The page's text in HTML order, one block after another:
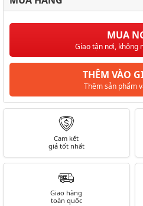
MUA
Giao tận nơi, không
THÊM VÀO
Thêm sản phẩm
Cam kết
giá tốt nhất
Giao hàng
toàn quốc